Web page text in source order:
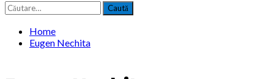
Caută
după:
Home
Eugen Nechita